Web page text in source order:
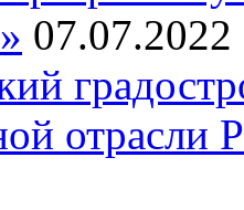
07.07.2022
отрасли